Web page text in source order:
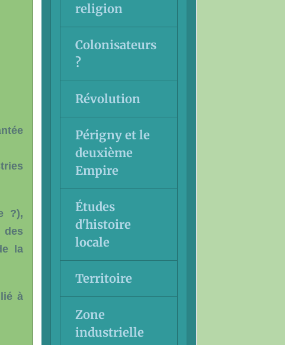
?),
des
la
à
religion
Colonisateurs
?
Révolution
Périgny et le
deuxième
Empire
Études
d'histoire
locale
Territoire
Zone
industrielle